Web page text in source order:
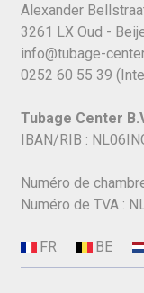
Alexander
3261 LX Oud -
info@tubage-
0252 60 55 39
Tubage Center
IBAN/RIB :
Numéro de
Numéro de TVA :